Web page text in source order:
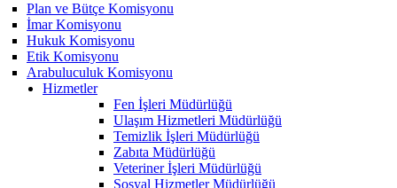
Plan ve Bütçe Komisyonu
İmar Komisyonu
Hukuk Komisyonu
Etik Komisyonu
Arabuluculuk Komisyonu
Hizmetler
Fen İşleri Müdürlüğü
Ulaşım Hizmetleri Müdürlüğü
Temizlik İşleri Müdürlüğü
Zabıta Müdürlüğü
Veteriner İşleri Müdürlüğü
Sosyal Hizmetler Müdürlüğü